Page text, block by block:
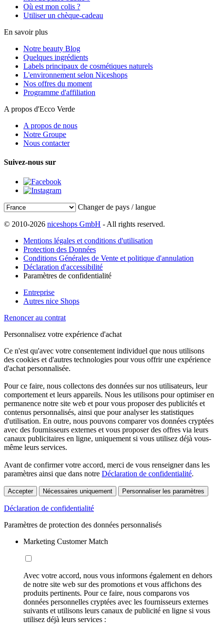
Où est mon colis ?
Utiliser un chèque-cadeau
En savoir plus
Notre beauty Blog
Quelques ingrédients
Labels principaux de cosmétiques naturels
L'environnement selon Niceshops
Nos offres du moment
Programme d'affiliation
A propos d'Ecco Verde
A propos de nous
Notre Groupe
Nous contacter
Suivez-nous sur
Changer de pays / langue
© 2010-2026 niceshops GmbH - All rights reserved.
Mentions légales et conditions d'utilisation
Protection des Données
Conditions Générales de Vente et politique d'annulation
Déclaration d'accessibilité
Paramètres de confidentialité
Entreprise
Autres nice Shops
Renoncer au contrat
Personnalisez votre expérience d'achat
Ce n'est qu'avec votre consentement individuel que nous utilisons
des cookies et d'autres technologies pour vous offrir une expérience
d'achat personnalisée.
Pour ce faire, nous collectons des données sur nos utilisateurs, leur
comportement et leurs appareils. Nous les utilisons pour optimiser en
permanence notre site web et pour vous proposer des publicités et
contenus personnalisés, ainsi que pour analyser les statistiques
d'utilisation. En outre, nous pouvons comparer vos données cryptées
avec des fournisseurs externes et vous proposer des offres via leurs
canaux publicitaires en ligne, uniquement si vous utilisez déjà vous-
même leurs services.
Avant de confirmer votre accord, merci de vous renseigner dans les
paramètres ainsi que dans notre Déclaration de confidentialité.
Accepter Nécessaires uniquement Personnaliser les paramètres
Déclaration de confidentialité
Paramètres de protection des données personnalisés
Marketing Customer Match
Avec votre accord, nous vous informons également en dehors
de notre site web sur des promotions et vous affichons des
produits pertinents. Pour ce faire, nous comparons vos
données personnelles cryptées avec les fournisseurs externes
suivants et utilisons leurs canaux de publicité en ligne si vous
utilisez déjà leurs services :